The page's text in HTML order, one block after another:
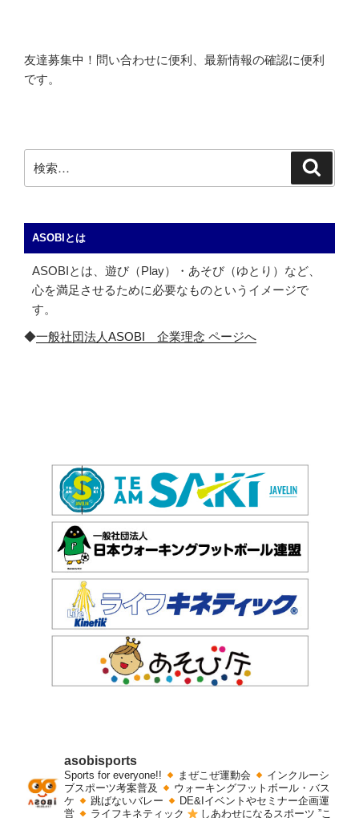
友達募集中！問い合わせに便利、最新情報の確認に便利
です。
索:
ASOBIとは
ASOBIとは、遊び（Play）・あそび（ゆとり）など、
心を満足させるために必要なものというイメージで
す。
◆一般社団法人ASOBI 企業理念 ページへ
asobisports
Sports for everyone!! まぜこぜ運動会
インクルーシ
ブスポーツ考案普及
ウォーキングフットボール・バス
ケ
跳ばないバレー
DE&Iイベントやセミナー企画運
営
ライフキネティック しあわせになるスポーツ ”こ